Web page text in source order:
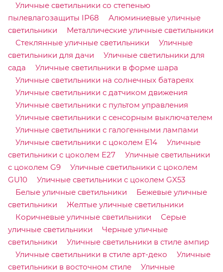
Уличные светильники со степенью
пылевлагозащиты IP68
Алюминиевые уличные
светильники
Металлические уличные светильники
Стеклянные уличные светильники
Уличные
светильники для дачи
Уличные светильники для
сада
Уличные светильники в форме шара
Уличные светильники на солнечных батареях
Уличные светильники с датчиком движения
Уличные светильники с пультом управления
Уличные светильники с сенсорным выключателем
Уличные светильники с галогенными лампами
Уличные светильники с цоколем E14
Уличные
светильники с цоколем E27
Уличные светильники
с цоколем G9
Уличные светильники с цоколем
GU10
Уличные светильники с цоколем GX53
Белые уличные светильники
Бежевые уличные
светильники
Желтые уличные светильники
Коричневые уличные светильники
Серые
уличные светильники
Черные уличные
светильники
Уличные светильники в стиле ампир
Уличные светильники в стиле арт-деко
Уличные
светильники в восточном стиле
Уличные